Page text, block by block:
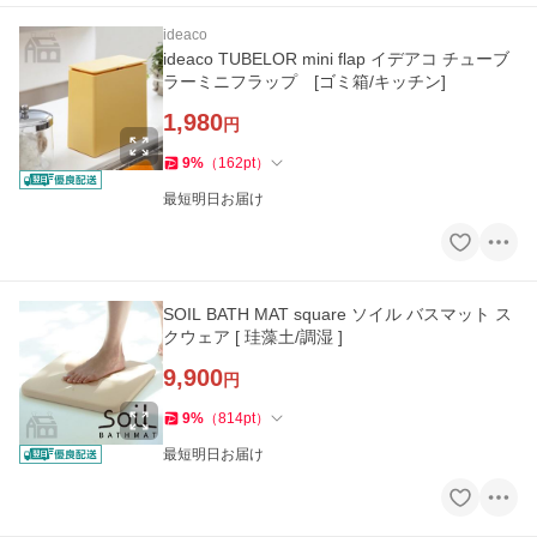
ideaco
ideaco TUBELOR mini flap イデアコ チューブ
ラーミニフラップ [ゴミ箱/キッチン]
1,980円
9% （ 162pt）
最短明日お届け
SOIL BATH MAT square ソイル バスマット ス
クウェア [ 珪藻土/調湿 ]
9,900円
9% （814pt）
最短明日お届け